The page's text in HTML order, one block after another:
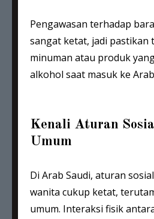
Pengawasan terhadap
sangat ketat, jadi pastikan
minuman atau produk
alkohol saat masuk ke
Kenali Aturan
Umum
Di Arab Saudi, aturan
wanita cukup ketat,
umum. Interaksi fisik